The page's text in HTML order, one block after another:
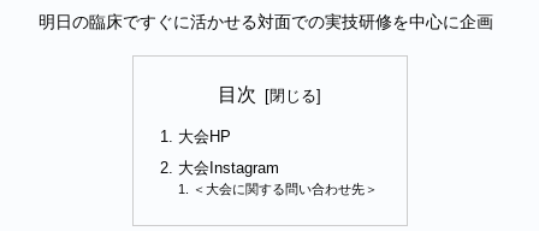
明日の臨床ですぐに活かせる対面での実技研修を中心に企画
目次
大会HP
大会Instagram
＜大会に関する問い合わせ先＞